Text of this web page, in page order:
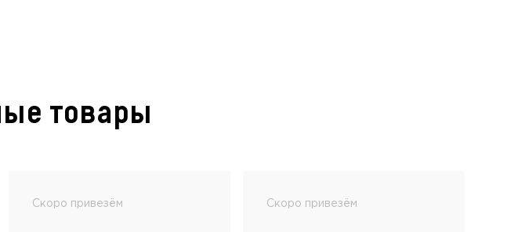
товары
Скоро привезём Скоро привезём